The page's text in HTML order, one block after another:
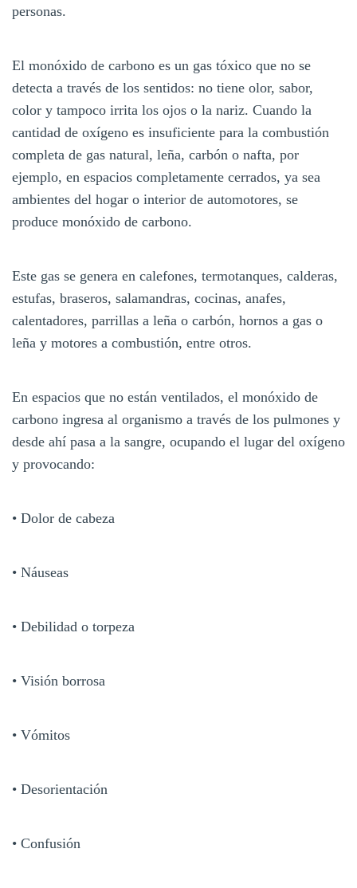
personas.
El monóxido de carbono es un gas tóxico que no se
detecta a través de los sentidos: no tiene olor, sabor,
color y tampoco irrita los ojos o la nariz. Cuando la
cantidad de oxígeno es insuficiente para la combustión
completa de gas natural, leña, carbón o nafta, por
ejemplo, en espacios completamente cerrados, ya sea
ambientes del hogar o interior de automotores, se
produce monóxido de carbono.
Este gas se genera en calefones, termotanques, calderas,
estufas, braseros, salamandras, cocinas, anafes,
calentadores, parrillas a leña o carbón, hornos a gas o
leña y motores a combustión, entre otros.
En espacios que no están ventilados, el monóxido de
carbono ingresa al organismo a través de los pulmones y
desde ahí pasa a la sangre, ocupando el lugar del oxígeno
y provocando:
• Dolor de cabeza
• Náuseas
• Debilidad o torpeza
• Visión borrosa
• Vómitos
• Desorientación
• Confusión